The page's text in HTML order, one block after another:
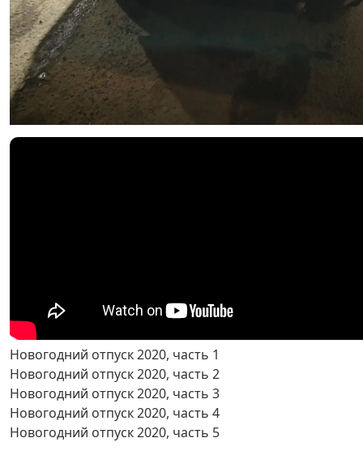
Новогодний отпуск 2020, часть 1
Новогодний отпуск 2020, часть 2
Новогодний отпуск 2020, часть 3
Новогодний отпуск 2020, часть 4
Новогодний отпуск 2020, часть 5